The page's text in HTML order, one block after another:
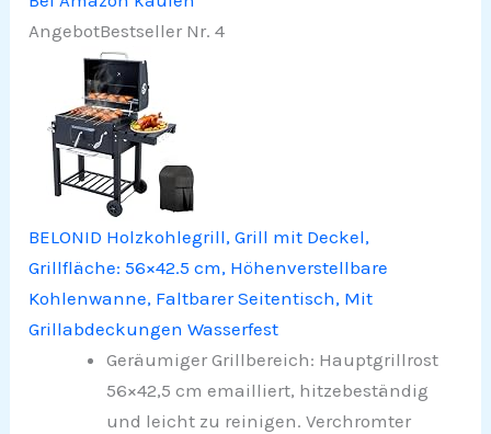
AngebotBestseller Nr. 4
BELONID Holzkohlegrill, Grill mit Deckel,
Grillfläche: 56×42.5 cm, Höhenverstellbare
Kohlenwanne, Faltbarer Seitentisch, Mit
Grillabdeckungen Wasserfest
Geräumiger Grillbereich: Hauptgrillrost
56×42,5 cm emailliert, hitzebeständig
und leicht zu reinigen. Verchromter